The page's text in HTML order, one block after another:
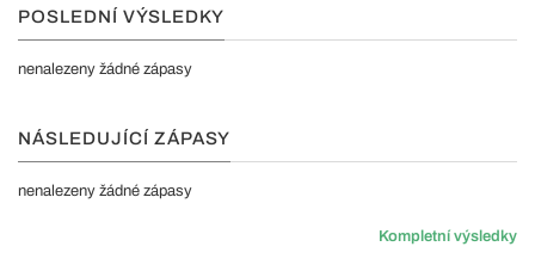
POSLEDNÍ VÝSLEDKY
nenalezeny žádné zápasy
NÁSLEDUJÍCÍ ZÁPASY
nenalezeny žádné zápasy
Kompletní výsledky